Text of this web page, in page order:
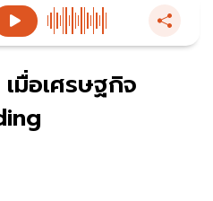
มื่อเศรษฐกิจ